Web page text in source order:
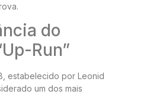
do
Run”
estabelecido por Leonid
um dos mais